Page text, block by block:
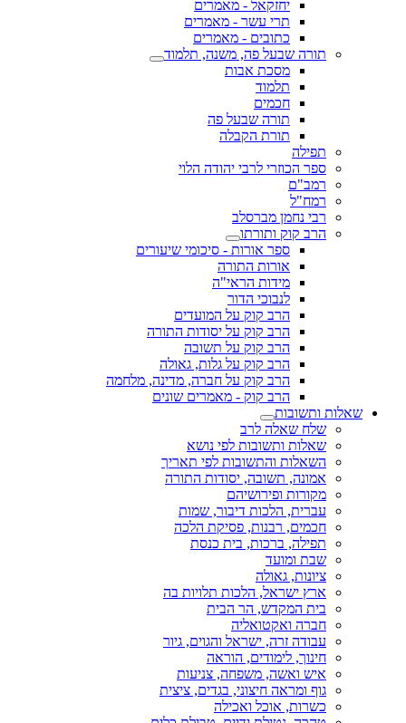
יחזקאל - מאמרים
תרי עשר - מאמרים
כתובים - מאמרים
תורה שבעל פה, משנה, תלמוד
מסכת אבות
תלמוד
חכמים
תורה שבעל פה
תורת הקבלה
תפילה
ספר הכוזרי לרבי יהודה הלוי
רמב"ם
רמח"ל
רבי נחמן מברסלב
הרב קוק ותורתו
ספר אורות - סיכומי שיעורים
אורות התורה
מידות הראי"ה
לנבוכי הדור
הרב קוק על המועדים
הרב קוק על יסודות התורה
הרב קוק על תשובה
הרב קוק על גלות, גאולה
הרב קוק על חברה, מדינה, מלחמה
הרב קוק - מאמרים שונים
שאלות ותשובות
שלח שאלה לרב
שאלות ותשובות לפי נושא
השאלות והתשובות לפי תאריך
אמונה, תשובה, יסודות התורה
מקורות ופירושיהם
עברית, הלכות דיבור, שמות
חכמים, רבנות, פסיקת הלכה
תפילה, ברכות, בית כנסת
שבת ומועד
ציונות, גאולה
ארץ ישראל, הלכות תלויות בה
בית המקדש, הר הבית
חברה ואקטואליה
עבודה זרה, ישראל והגוים, גיור
חינוך, לימודים, הוראה
איש ואשה, משפחה, צניעות
גוף ומראה חיצוני, בגדים, ציצית
כשרות, אוכל ואכילה